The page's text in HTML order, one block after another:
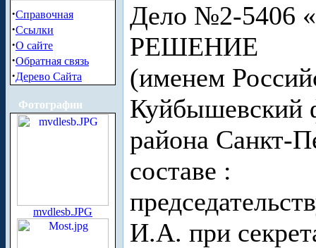
·Справочная
·Ссылки
·О сайте
·Обратная связь
·Дерево Сайта
Фотографии
mvdlesb.JPG
Дело №2-5406
РЕШЕНИЕ
(именем
Куйбышевский
района Санкт-
составе :
И.А. при